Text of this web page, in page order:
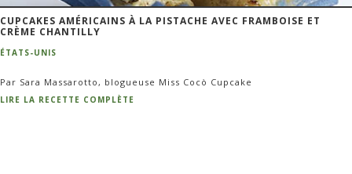
CUPCAKES AMÉRICAINS À LA PISTACHE AVEC FRAMBOISE ET
CRÈME CHANTILLY
ÉTATS-UNIS
Par Sara Massarotto, blogueuse Miss Cocò Cupcake
LIRE LA RECETTE COMPLÈTE